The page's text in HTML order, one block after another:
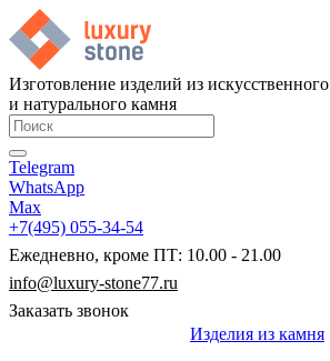
Изготовление изделий из искусственного
и натурального камня
Telegram
WhatsApp
Max
+7(495) 055-34-54
Ежедневно, кроме ПТ: 10.00 - 21.00
info@luxury-stone77.ru
Заказать звонок
Изделия из камня